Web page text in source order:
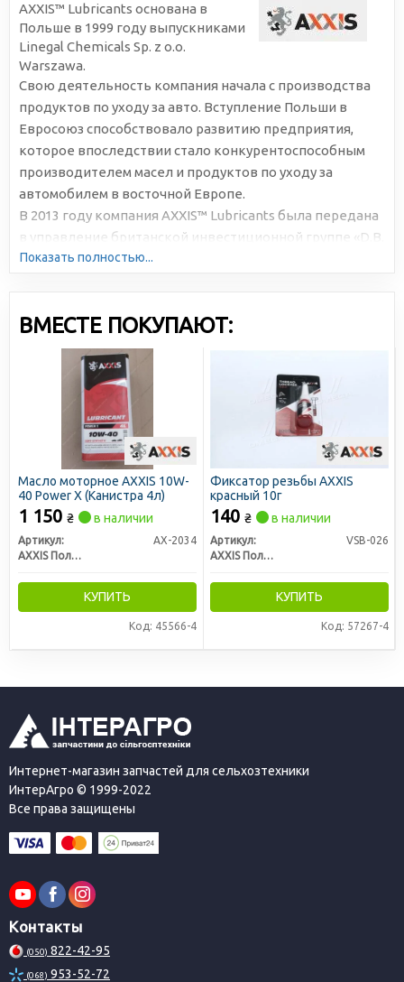
AXXIS™ Lubricants основана в
Польше в 1999 году выпускниками
Linegal Chemicals Sp. z o.o.
Warszawa.
Свою деятельность компания начала с производства
продуктов по уходу за авто. Вступление Польши в
Евросоюз способствовало развитию предприятия,
которое впоследствии стало конкурентоспособным
производителем масел и продуктов по уходу за
автомобилем в восточной Европе.
В 2013 году компания AXXIS™ Lubricants была передана
в управление британской инвестиционной группе «D.B.
Development Services Limited» UK, что позволило
рынке.
В настоящее время в ассортименте производимых под
этим брендом товаров не только автохимия и
технические жидкости, но и товары широкого
потребления, предназначенные для туризма или
повседневного использования.
Показать полностью...
ВМЕСТЕ ПОКУПАЮТ:
Масло моторное AXXIS 10W-
40 Power Х (Канистра 4л)
1 150 ₴ в наличии
Артикул:
AX-2034
AXXIS Польша
КУПИТЬ
Код: 45566-4
Фиксатор резьбы AXXIS
красный 10г
140 ₴ в наличии
Артикул:
VSB-026
AXXIS Польша
КУПИТЬ
Код: 57267-4
Интернет-магазин запчастей для сельхозтехники
ИнтерАгро © 1999-2022
Все права защищены
Контакты
(050) 822-42-95
(068) 953-52-72